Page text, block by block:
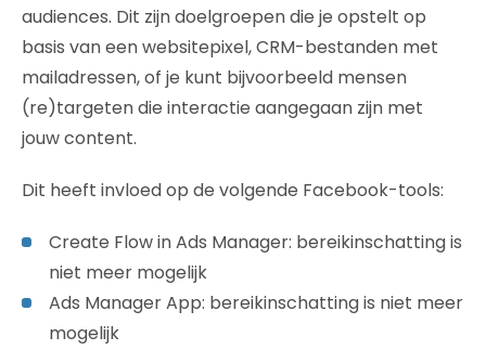
audiences. Dit zijn doelgroepen die je opstelt op
basis van een websitepixel, CRM-bestanden met
mailadressen, of je kunt bijvoorbeeld mensen
(re)targeten die interactie aangegaan zijn met
jouw content.
Dit heeft invloed op de volgende Facebook-tools:
Create Flow in Ads Manager: bereikinschatting is
niet meer mogelijk
Ads Manager App: bereikinschatting is niet meer
mogelijk